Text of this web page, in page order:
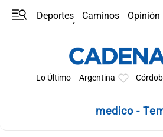
Deportes Caminos
Opinión
Lo Último Argentina
medico -